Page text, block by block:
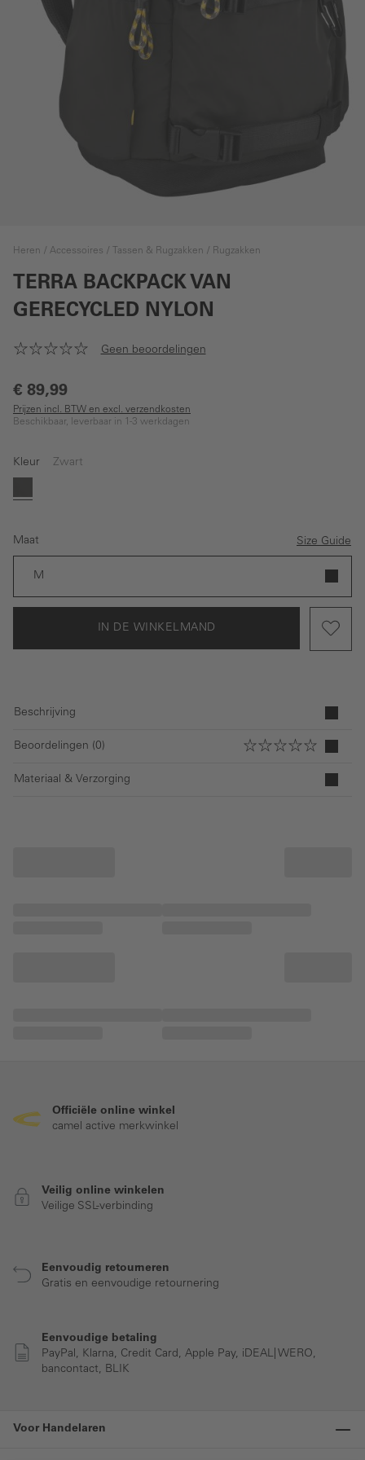
Heren Accessoires Tassen & Rugzakken Rugzakken
TERRA BACKPACK VAN
GERECYCLED NYLON
Geen beoordelingen
€ 89,99
Prijzen incl. BTW en excl. verzendkosten
Beschikbaar, leverbaar in 1-3 werkdagen
Kleur Zwart
Zwart
Maat Size Guide
M
IN DE WINKELMAND
Beschrijving
Beoordelingen (0)
Materiaal & Verzorging
Officiële online winkel
camel active merkwinkel
Veilig online winkelen
Veilige SSL-verbinding
Eenvoudig retourneren
Gratis en eenvoudige retournering
Eenvoudige betaling
PayPal, Klarna, Credit Card, Apple Pay, iDEAL| WERO,
bancontact, BLIK
Voor Handelaren